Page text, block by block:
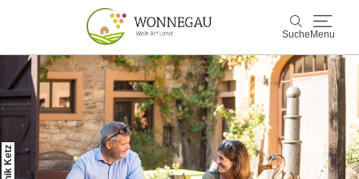
Suche Menu
Suche
Wonnegau
Entdecken & Erleben
Wein & Genuss